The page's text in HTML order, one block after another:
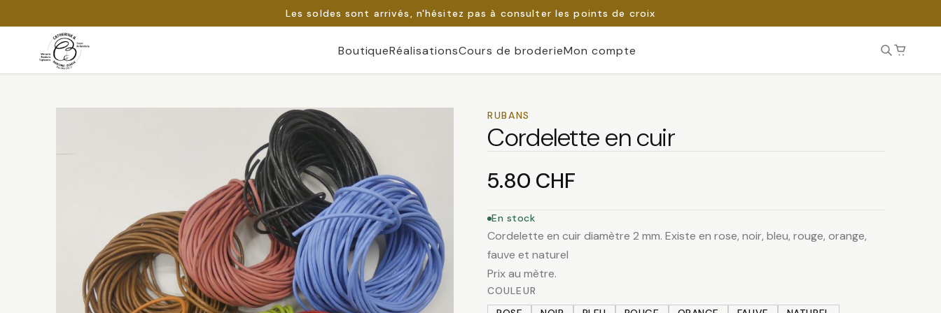
Les soldes sont arrivés, n'hésitez pas à consulter les points de croix
Passer
BoutiqueRéalisationsCours de broderieMon compte
RUBANS
Cordelette en cuir
5.80 CHF
En stock
Cordelette en cuir diamètre 2 mm. Existe en rose, noir, bleu, rouge, orange,
fauve et naturel
Prix au mètre.
COULEUR